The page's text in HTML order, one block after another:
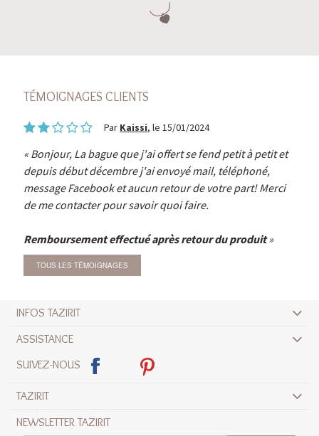
TÉMOIGNAGES CLIENTS
Par Kaissi, le 15/01/2024
Bonjour, La bague que j'ai offert se fend petit à petit et
depuis début décembre j'ai envoyé mail, téléphoné,
message Facebook et aucun retour de votre part! Merci
de me contacter pour savoir quoi faire.
Remboursement effectué après retour du produit
TOUS LES TÉMOIGNAGES
INFOS TAZIRIT
ASSISTANCE
SUIVEZ-NOUS
TAZIRIT
NEWSLETTER TAZIRIT